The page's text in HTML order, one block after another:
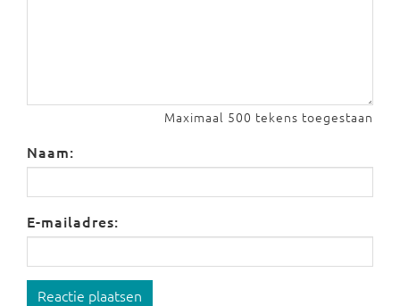
Maximaal 500 tekens toegestaan
Naam:
E-mailadres:
Reactie plaatsen